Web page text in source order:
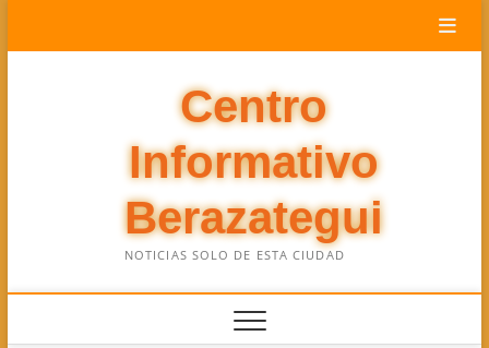
Centro
Informativo
Berazategui
NOTICIAS SOLO DE ESTA CIUDAD